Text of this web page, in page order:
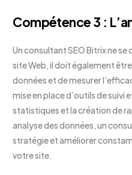
Compétence 3 :
Un consultant SEO Bitrix ne
site Web, il doit également
données et de mesurer
mise en place d’outils de suivi
statistiques et la création de
analyse des données, un
stratégie et améliorer
votre site.